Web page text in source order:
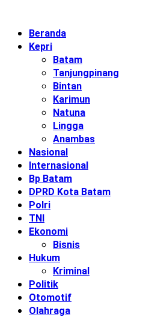
Beranda
Kepri
Batam
Tanjungpinang
Bintan
Karimun
Natuna
Lingga
Anambas
Nasional
Internasional
Bp Batam
DPRD Kota Batam
Polri
TNI
Ekonomi
Bisnis
Hukum
Kriminal
Politik
Otomotif
Olahraga